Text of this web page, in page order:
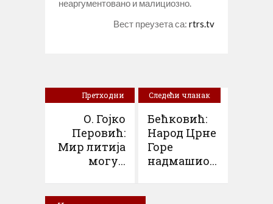
неаргументовано и малициозно.
Вест преузета са: rtrs.tv
Претходни
О. Гојко
Перовић:
Мир литија
могу...
Следећи чланак
Бећковић:
Народ Црне
Горе
надмашио...